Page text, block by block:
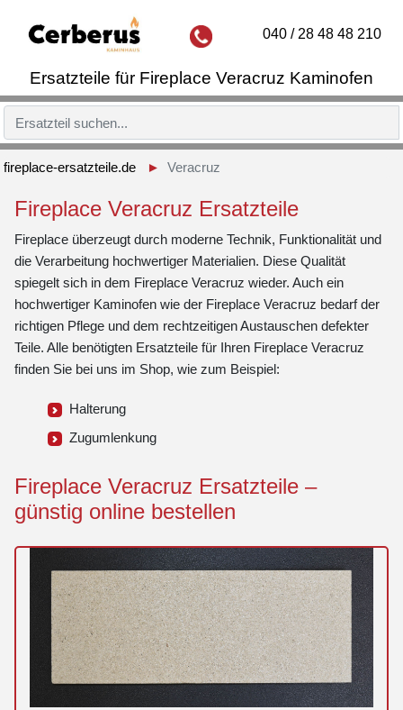
Ersatzteile für Fireplace Veracruz Kaminofen
040 / 28 48 48 210
fireplace-ersatzteile.de Veracruz
Fireplace Veracruz Ersatzteile
Fireplace überzeugt durch moderne Technik, Funktionalität und
die Verarbeitung hochwertiger Materialien. Diese Qualität
spiegelt sich in dem Fireplace Veracruz wieder. Auch ein
hochwertiger Kaminofen wie der Fireplace Veracruz bedarf der
richtigen Pflege und dem rechtzeitigen Austauschen defekter
Teile. Alle benötigten Ersatzteile für Ihren Fireplace Veracruz
finden Sie bei uns im Shop, wie zum Beispiel:
Halterung
Zugumlenkung
Fireplace Veracruz Ersatzteile –
günstig online bestellen